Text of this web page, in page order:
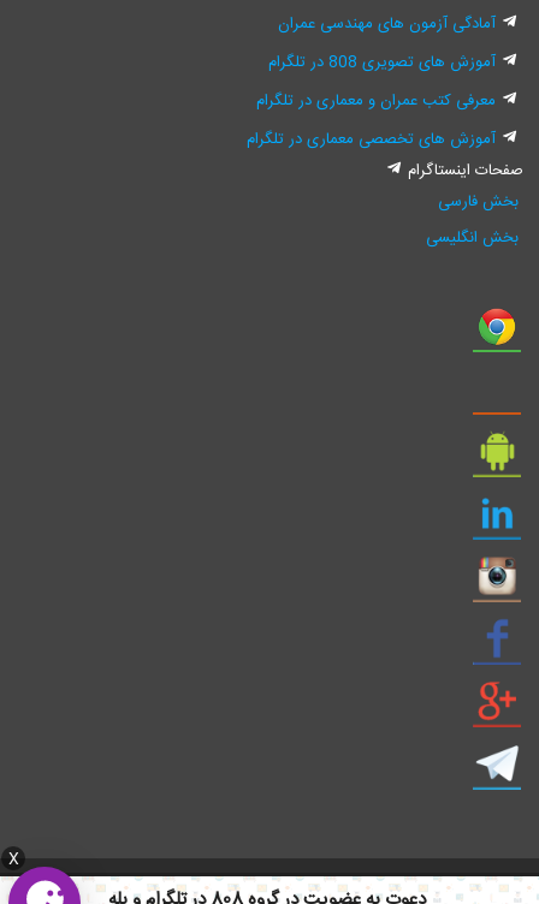
X
آمادگی آزمون های مهندسی عمران
آموزش های تصویری 808 در تلگرام
معرفی کتب عمران و معماری در تلگرام
آموزش های تخصصی معماری در تلگرام
صفحات اینستاگرام
بخش فارسی
بخش انگلیسی
ایمیل: info civil808.com | ایمیل: saze808 gmail.com